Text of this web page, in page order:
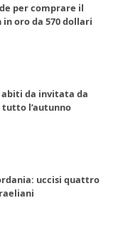
per comprare il
oro da 570 dollari
abiti da invitata da
tutto l’autunno
uccisi quattro